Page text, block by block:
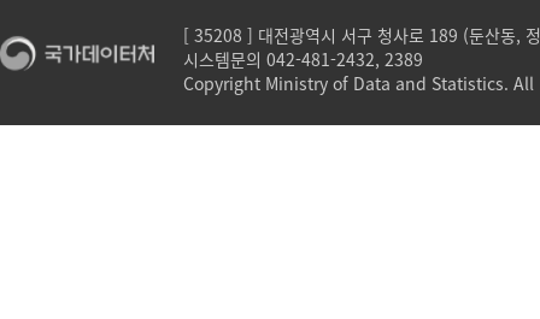
[ 35208 ] 대전광역시 서구 청사로 189 (둔산동,
시스템문의 042-481-2432, 2389
Copyright Ministry of Data and Statistics.